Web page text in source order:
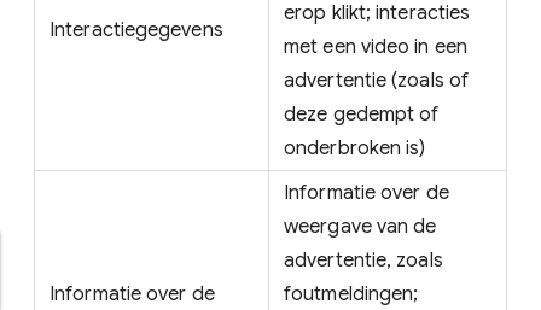
Interactiegegevens
erop klikt; interacties
met een video in een
advertentie (zoals of
deze gedempt of
onderbroken is)
Informatie over de
Informatie over de
weergave van de
advertentie, zoals
foutmeldingen;